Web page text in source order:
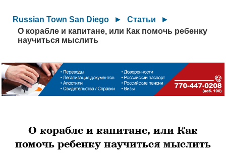
Russian Town San Diego ► Статьи
►
О корабле и капитане, или Как помочь ребенку
научиться мыслить
О корабле и капитане, или Как
помочь ребенку научиться мыслить